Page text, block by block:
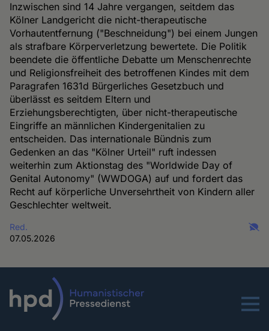
Inzwischen sind 14 Jahre vergangen, seitdem das
Kölner Landgericht die nicht-therapeutische
Vorhautentfernung ("Beschneidung") bei einem Jungen
als strafbare Körperverletzung bewertete. Die Politik
beendete die öffentliche Debatte um Menschenrechte
und Religionsfreiheit des betroffenen Kindes mit dem
Paragrafen 1631d Bürgerliches Gesetzbuch und
überlässt es seitdem Eltern und
Erziehungsberechtigten, über nicht-therapeutische
Eingriffe an männlichen Kindergenitalien zu
entscheiden. Das internationale Bündnis zum
Gedenken an das "Kölner Urteil" ruft indessen
weiterhin zum Aktionstag des "Worldwide Day of
Genital Autonomy" (WWDOGA) auf und fordert das
Recht auf körperliche Unversehrtheit von Kindern aller
Geschlechter weltweit.
Red.
07.05.2026
Menu